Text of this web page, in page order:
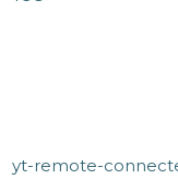
yt-remote-